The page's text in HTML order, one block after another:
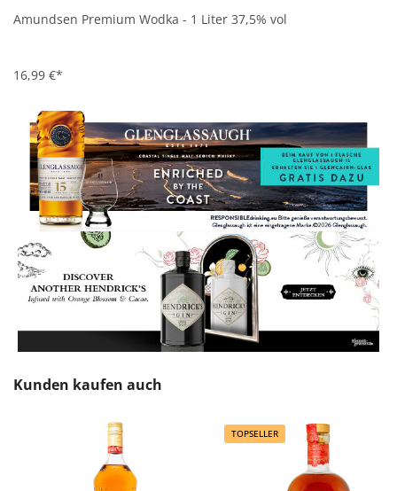
Amundsen Premium Wodka - 1 Liter 37,5% vol
16,99 €*
Produktgalerie überspringen
Kunden kaufen auch
TOPSELLER